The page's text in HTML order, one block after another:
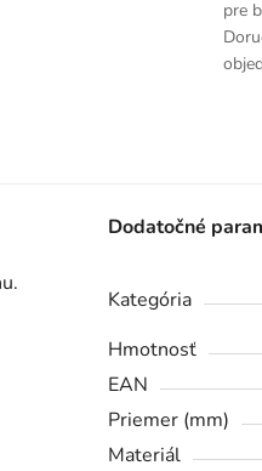
pre
Dodatočné
Kategória
Hmotnosť
EAN
Priemer (mm)
Materiál